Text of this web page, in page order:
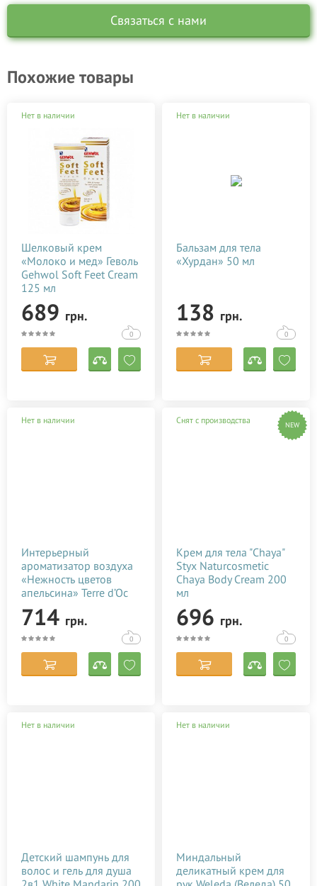
Связаться с нами
Похожие товары
Нет в наличии
Шелковый крем
«Молоко и мед» Геволь
Gehwol Soft Feet Cream
125 мл
689 грн.
0
Нет в наличии
Бальзам для тела
«Хурдан» 50 мл
138 грн.
0
Нет в наличии
Интерьерный
ароматизатор воздуха
«Нежность цветов
апельсина» Terre d’Oc
100 мл
714 грн.
0
Снят с производства NEW
Крем для тела "Chaya"
Styx Naturcosmetic
Chaya Body Cream 200
мл
696 грн.
0
Нет в наличии
Детский шампунь для
волос и гель для душа
Нет в наличии
Миндальный
деликатный крем для